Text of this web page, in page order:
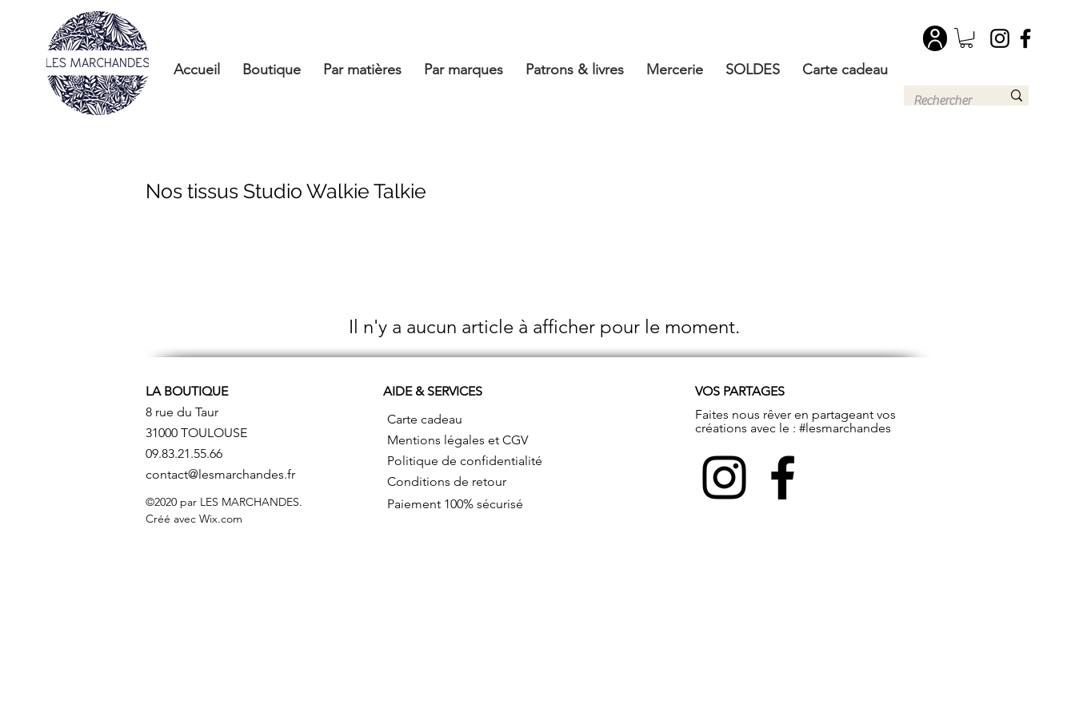
Accueil Boutique Par matières Par marques Patrons & livres Mercerie SOLDES Carte cadeau
Nos tissus Studio Walkie Talkie
Il n'y a aucun article à afficher pour le moment.
LA BOUTIQUE
8 rue du Taur
31000 TOULOUSE
09.83.21.55.66
contact@lesmarchandes.fr
©2020 par LES MARCHANDES.
Créé avec Wix.com
AIDE & SERVICES
Carte cadeau
Mentions légales et CGV
Politique de confidentialité
Conditions de retour
Paiement 100% sécurisé
VOS PARTAGES
Faites nous rêver en partageant vos
créations avec le : #lesmarchandes